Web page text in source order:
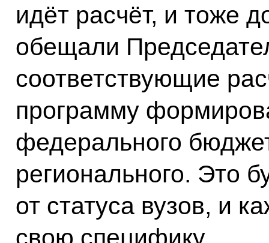
идёт расчёт, и тоже
обещали
соответствующие
программу
федерального
регионального. Это
от статуса вузов, и